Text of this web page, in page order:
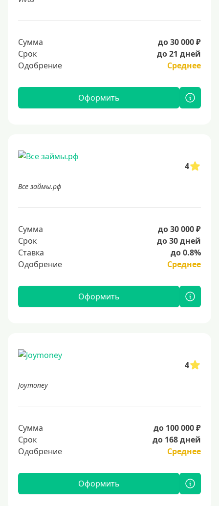
Сумма
до 30 000 ₽
Срок
до 21 дней
Одобрение
Среднее
Оформить
4
Все займы.рф
Сумма
до 30 000 ₽
Срок
до 30 дней
Ставка
до 0.8%
Одобрение
Среднее
Оформить
4
Joymoney
Сумма
до 100 000 ₽
Срок
до 168 дней
Одобрение
Среднее
Оформить